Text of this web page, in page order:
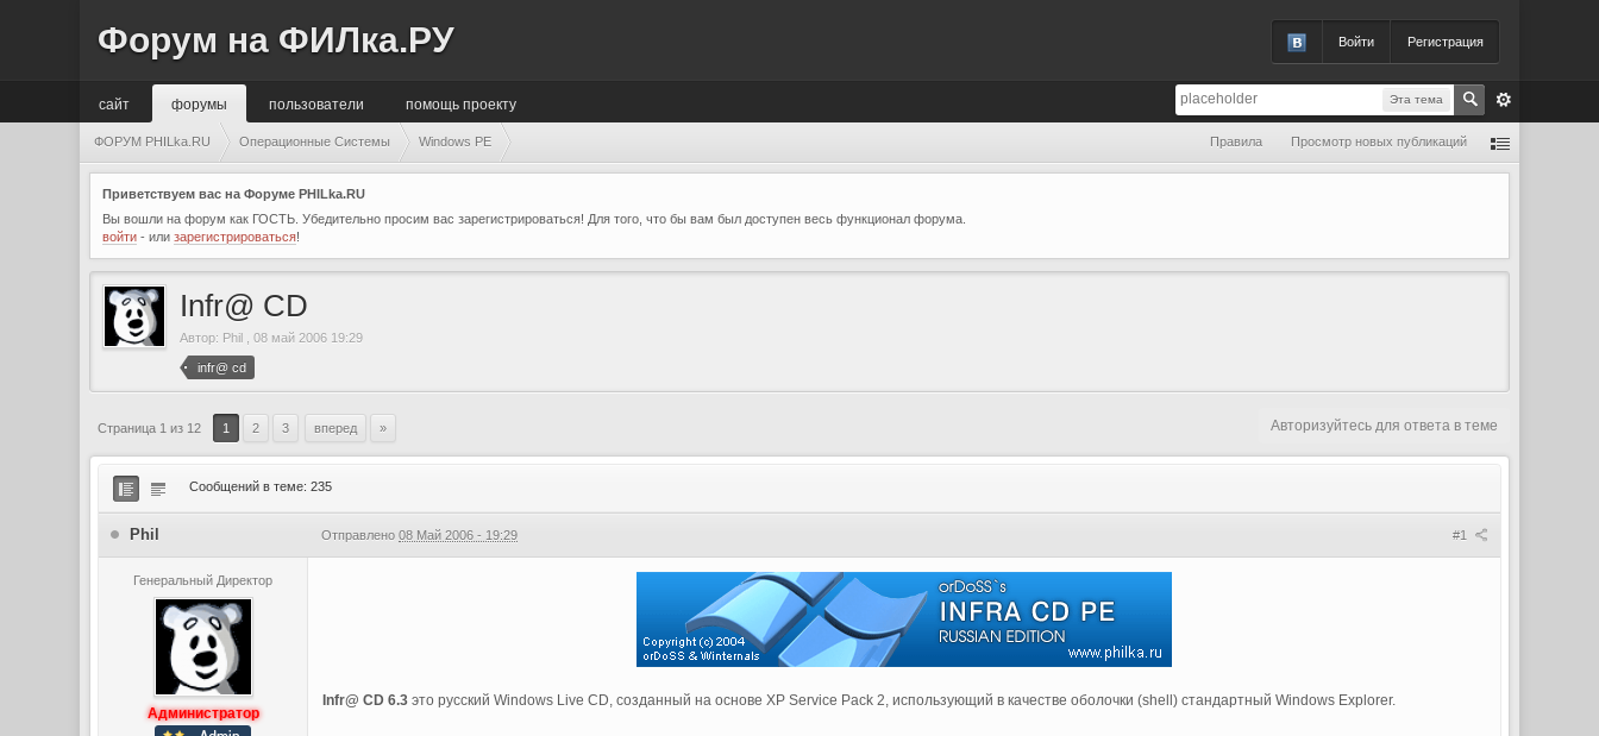
Войти Регистрация
Форум на ФИЛка.РУ
Эта тема
сайт помощь проекту
форумы пользователи
ФОРУМ PHILka.RU Операционные Системы Windows PE Правила Просмотр новых публикаций
Приветствуем вас на Форуме PHILka.RU
Вы вошли на форум как ГОСТЬ. Убедительно просим вас зарегистрироваться! Для того, что бы вам был доступен весь функционал форума.
войти - илизарегистрироваться!
Infr@ CD
Автор: Phil ,08 май 2006 19:29
infr@ cd
Страница 1 из 12 1 2 3 вперед » Авторизуйтесь для ответа в теме
Сообщений в теме: 235
#1
Phil Отправлено08 Май 2006 - 19:29
Генеральный Директор
Администратор
Infr@ CD 6.3 это русский Windows Live CD, созданный на основе XP Service Pack 2, использующий в качестве оболочки (shell) стандартный Windows Explorer.